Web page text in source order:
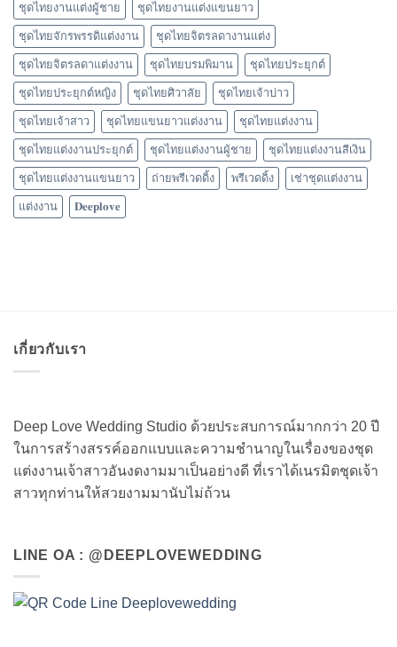
ชุดไทยงานแต่งผู้ชาย ชุดไทยงานแต่งแขนยาว
ชุดไทยจักรพรรดิแต่งงาน ชุดไทยจิตรลดางานแต่ง
ชุดไทยจิตรลดาแต่งงาน ชุดไทยบรมพิมาน ชุดไทยประยุกต์
ชุดไทยประยุกต์หญิง ชุดไทยศิวาลัย ชุดไทยเจ้าบ่าว
ชุดไทยเจ้าสาว ชุดไทยแขนยาวแต่งงาน ชุดไทยแต่งงาน
ชุดไทยแต่งงานประยุกต์ ชุดไทยแต่งงานผู้ชาย ชุดไทยแต่งงานสีเงิน
ชุดไทยแต่งงานแขนยาว ถ่ายพรีเวดดิ้ง พรีเวดดิ้ง เช่าชุดแต่งงาน
แต่งงาน 𝐃𝐞𝐞𝐩𝐥𝐨𝐯𝐞
เกี่ยวกับเรา
Deep Love Wedding Studio ด้วยประสบการณ์มากกว่า 20 ปี
ในการสร้างสรรค์ออกแบบและความชำนาญในเรื่องของชุด
แต่งงานเจ้าสาวอันงดงามมาเป็นอย่างดี ที่เราได้เนรมิตชุดเจ้า
สาวทุกท่านให้สวยงามมานับไม่ถ้วน
LINE OA : @DEEPLOVEWEDDING